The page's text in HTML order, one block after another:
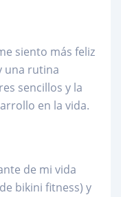
siento más feliz
una rutina
sencillos y la
en la vida.
de mi vida
bikini fitness) y